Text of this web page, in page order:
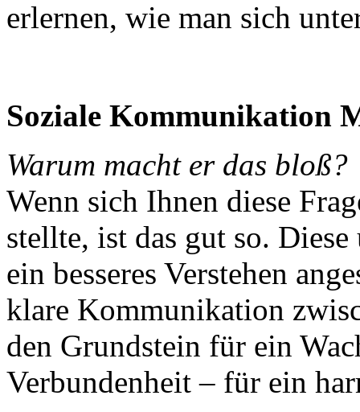
erlernen, wie man sich
Soziale Kommunikation
Warum macht er das bloß?
Wenn sich Ihnen diese
stellte, ist das gut so.
ein besseres Verstehen
klare Kommunikation
den Grundstein für ein
Verbundenheit – für ein